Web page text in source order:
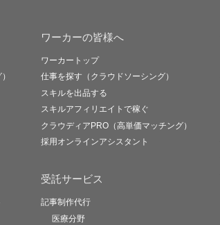
ワーカーの皆様へ
ワーカートップ
仕事を探す（クラウドソーシング）
スキルを出品する
スキルアフィリエイトで稼ぐ
クラウディアPRO（高単価マッチング）
採用オンラインアシスタント
受託サービス
記事制作代行
医療分野